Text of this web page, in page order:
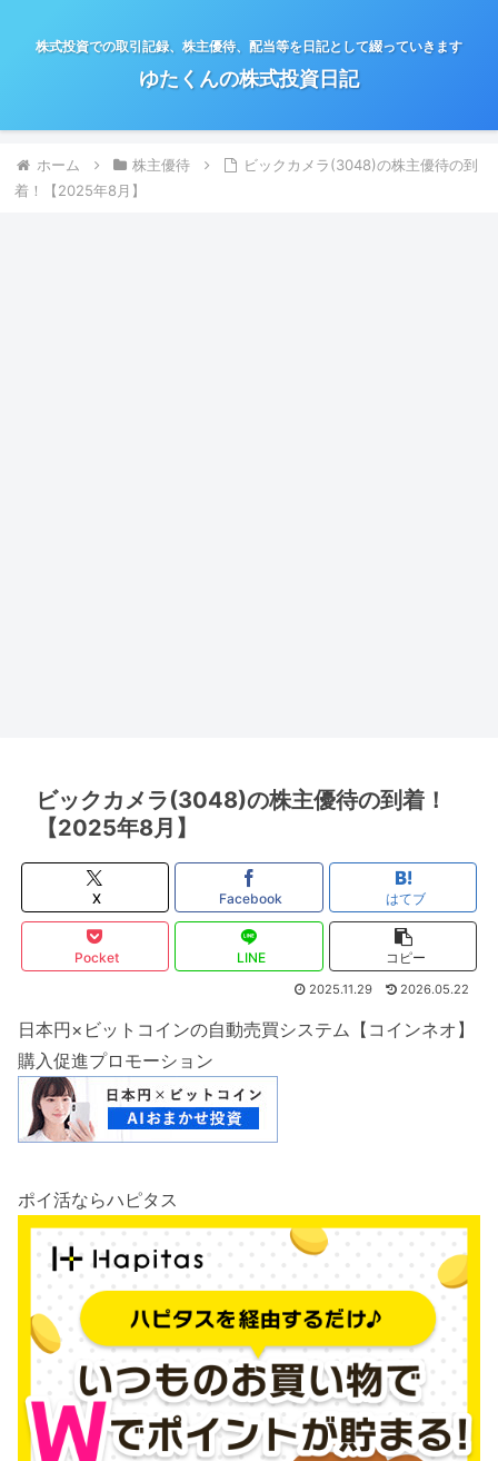
株式投資での取引記録、株主優待、配当等を日記として綴っていきます
ゆたくんの株式投資日記
ホーム 株主優待
ビックカメラ(3048)の株主優待の到
着！【2025年8月】
ビックカメラ(3048)の株主優待の到着！
【2025年8月】
X Facebook はてブ
Pocket LINE コピー
2025.11.29 2026.05.22
日本円×ビットコインの自動売買システム【コインネオ】
購入促進プロモーション
ポイ活ならハピタス